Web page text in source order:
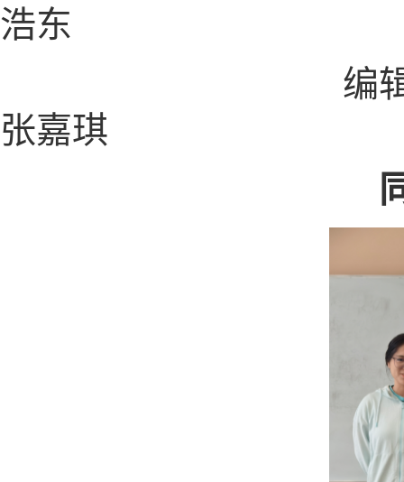
浩东
编辑部：刘坤
张嘉琪